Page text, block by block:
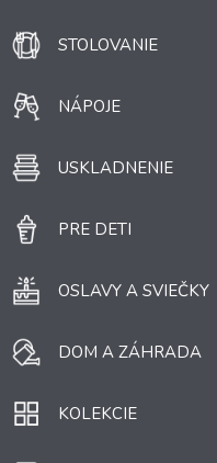
STOLOVANIE
NÁPOJE
USKLADNENIE
PRE DETI
OSLAVY A SVIEČKY
DOM A ZÁHRADA
KOLEKCIE